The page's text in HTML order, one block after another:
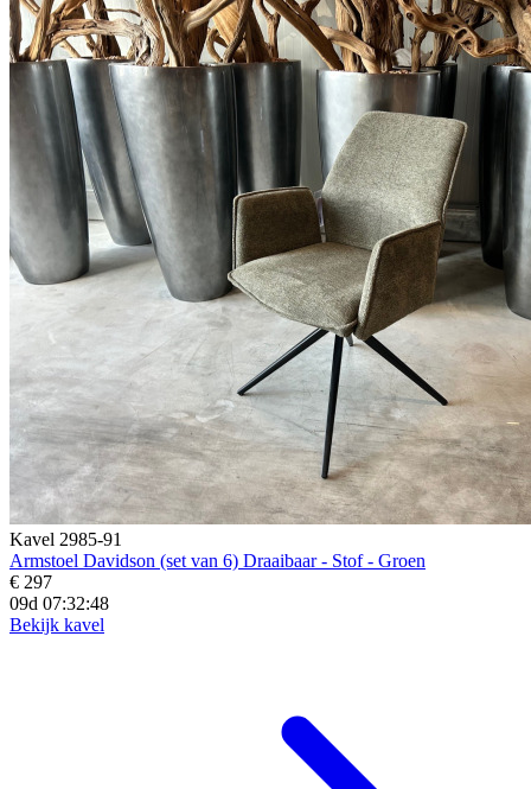
Kavel 2985-91
Armstoel Davidson (set van 6) Draaibaar - Stof - Groen
€ 297
09d 07:32:46
Bekijk kavel